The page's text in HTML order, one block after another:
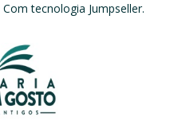
Com tecnologia Jumpseller.